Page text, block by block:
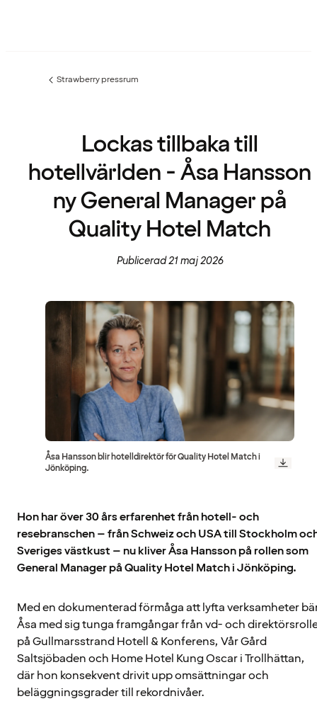
Föregående
Strawberry pressrum
Lockas tillbaka till
hotellvärlden - Åsa Hansson
ny General Manager på
Quality Hotel Match
Publicerad 21 maj 2026
Åsa Hansson blir hotelldirektör för Quality Hotel Match i
Jönköping.
Hon har över 30 års erfarenhet från hotell- och
resebranschen – från Schweiz och USA till Stockholm
Sveriges västkust – nu kliver Åsa Hansson på rollen som
General Manager på Quality Hotel Match i Jönköping.
Med en dokumenterad förmåga att lyfta verksamheter
Åsa med sig tunga framgångar från vd- och
på Gullmarsstrand Hotell & Konferens, Vår Gård
Saltsjöbaden och Home Hotel Kung Oscar i Trollhättan,
där hon konsekvent drivit upp omsättningar och
beläggningsgrader till rekordnivåer.